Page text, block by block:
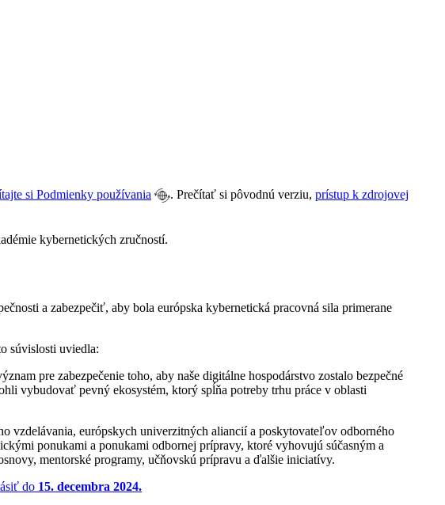
si Podmienky používania . Prečítať si pôvodnú verziu, prístup k zdrojovej
kybernetických zručností.
a zabezpečiť, aby bola európska kybernetická pracovná sila primerane
súvislosti uviedla:
pre zabezpečenie toho, aby naše digitálne hospodárstvo zostalo bezpečné
vybudovať pevný ekosystém, ktorý spĺňa potreby trhu práce v oblasti
vzdelávania, európskych univerzitných aliancií a poskytovateľov odborného
ponukami a ponukami odbornej prípravy, ktoré vyhovujú súčasným a
mentorské programy, učňovskú prípravu a ďalšie iniciatívy.
do 15. decembra 2024.